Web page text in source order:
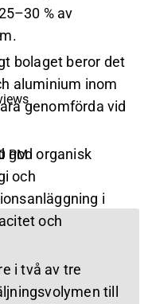
% av
bolaget beror det
aluminium inom
genomförda vid
god organisk
och
i
och
i två av tre
till
PM